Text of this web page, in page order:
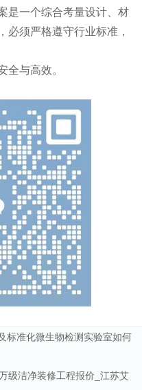
一个综合考量设计、材
必须严格遵守行业标准，
与高效。
标准化微生物检测实验室如何
级洁净装修工程报价_江苏艾